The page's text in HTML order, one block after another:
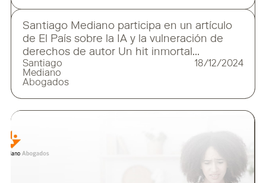
Santiago Mediano participa en un artículo
de El País sobre la IA y la vulneración de
derechos de autor Un hit inmortal
como Soy un truhan, soy un señor, de Julio
Iglesias, ha renacido gracias a la
Santiago
Mediano
Abogados
18/12/2024